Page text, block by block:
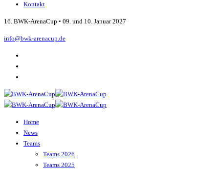
Kontakt
16. BWK-ArenaCup • 09. und 10. Januar 2027
info@bwk-arenacup.de
Home
News
Teams
Teams 2026
Teams 2025